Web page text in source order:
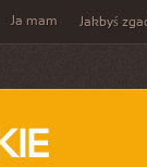
Ja mam Jakbyś